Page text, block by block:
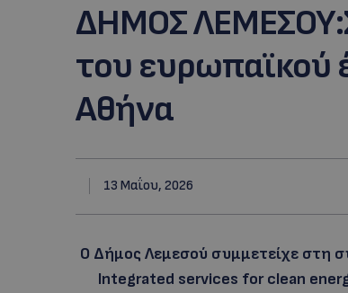
ΔΗΜΟΣ
του ευρωπαϊκού
Αθήνα
13 Μαΐου, 2026
Ο Δήμος Λεμεσού συμμετείχε στη
Integrated services for clean